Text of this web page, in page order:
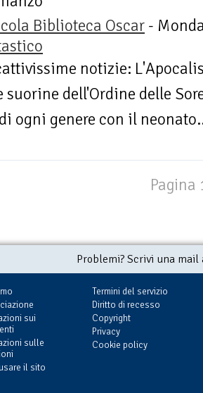
Biblioteca Oscar -
notizie:
suorine dell'Ordine delle
ogni genere con il
Pagina
Problemi? Scrivi una
sui
sulle
il sito
Termini del servizio
Diritto di recesso
Copyright
Privacy
Cookie policy